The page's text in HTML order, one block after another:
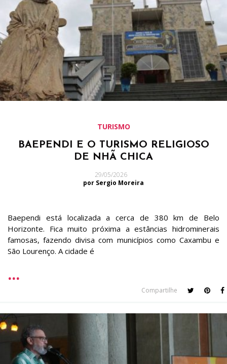
TURISMO
BAEPENDI E O TURISMO RELIGIOSO
DE NHÃ CHICA
29/05/2026
por Sergio Moreira
Baependi está localizada a cerca de 380 km de Belo
Horizonte. Fica muito próxima a estâncias hidrominerais
famosas, fazendo divisa com municípios como Caxambu e
São Lourenço. A cidade é
Compartilhe